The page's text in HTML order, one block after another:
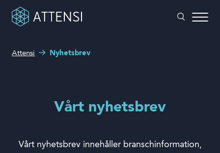
Våra kunder
Hur kan vi hjälpa dig?
Attensi Nyhetsbrev
Vårt nyhetsbrev
Vårt nyhetsbrev innehåller branschinformation,